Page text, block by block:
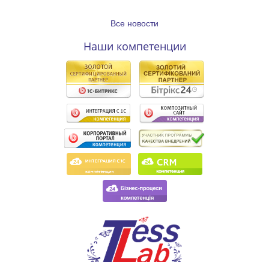
Все новости
Наши компетенции